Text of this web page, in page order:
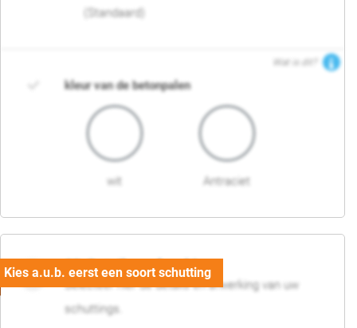
(Standaard)
Wat is dit?
kleur van de betonpalen
wit Antraciet
03. Detail en afwerking
Selecteer hier de details en afwerking van uw
schuttings.